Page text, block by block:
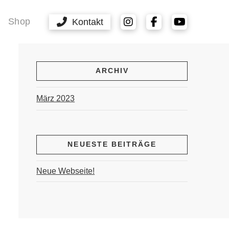
Shop Kontakt
ARCHIV
März 2023
NEUESTE BEITRÄGE
Neue Webseite!